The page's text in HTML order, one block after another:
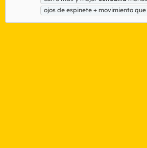
ojos de espinete + movimiento que